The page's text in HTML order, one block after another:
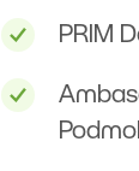
PRIM